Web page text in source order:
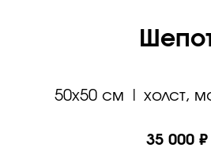
50х50 см | холст,
35 000 ₽